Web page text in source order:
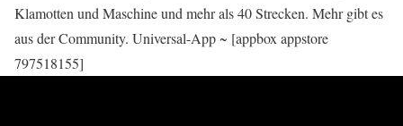
Klamotten und Maschine und mehr als 40 Strecken. Mehr gibt es
aus der Community. Universal-App ~ [appbox appstore
797518155]